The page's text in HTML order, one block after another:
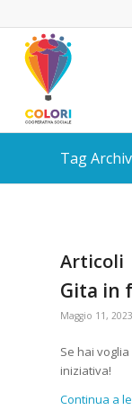
Tag
Articoli
Gita in
Maggio 11, 2023
Se hai
iniziativa!
Continua a